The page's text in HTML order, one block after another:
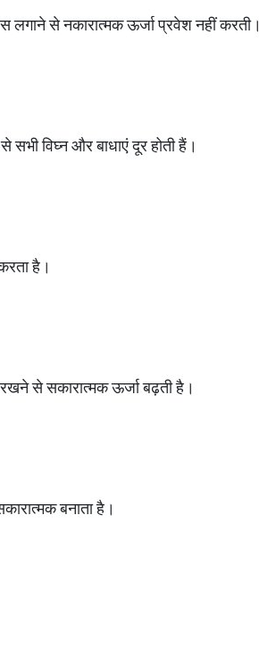
लगाने से नकारात्मक ऊर्जा प्रवेश नहीं करती।
सभी विघ्न और बाधाएं दूर होती हैं।
है।
रखने से सकारात्मक ऊर्जा बढ़ती है।
बनाता है।